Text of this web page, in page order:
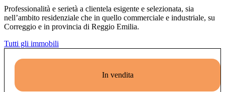
Professionalità e serietà a clientela esigente e selezionata, sia
nell’ambito residenziale che in quello commerciale e industriale, su
Correggio e in provincia di Reggio Emilia.
Tutti gli immobili
In vendita